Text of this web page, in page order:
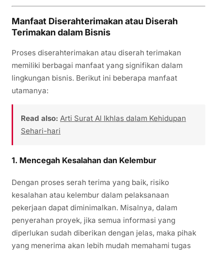
Manfaat Diserahterimakan atau Diserah
Terimakan dalam Bisnis
Proses diserahterimakan atau diserah terimakan
memiliki berbagai manfaat yang signifikan dalam
lingkungan bisnis. Berikut ini beberapa manfaat
utamanya:
Read also: Arti Surat Al Ikhlas dalam Kehidupan
Sehari-hari
1. Mencegah Kesalahan dan Kelembur
Dengan proses serah terima yang baik, risiko
kesalahan atau kelembur dalam pelaksanaan
pekerjaan dapat diminimalkan. Misalnya, dalam
penyerahan proyek, jika semua informasi yang
diperlukan sudah diberikan dengan jelas, maka pihak
yang menerima akan lebih mudah memahami tugas